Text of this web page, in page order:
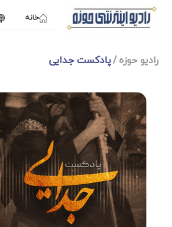
خانه
رادیو حوزه پادکست جدایی